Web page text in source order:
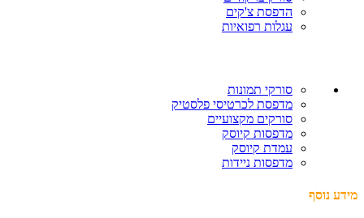
הדפסת צ'קים
עגלות רפואיות
סורקי תמונות
מדפסת לכרטיסי פלסטיק
סורקים מקצועיים
מדפסות קיוסק
עמדת קיוסק
מדפסות ניידות
מידע נוסף